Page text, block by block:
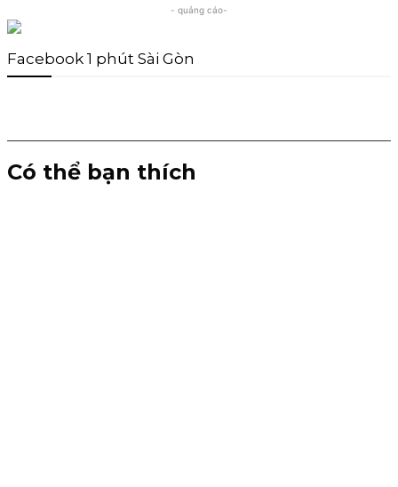
- quảng cáo-
Facebook 1 phút Sài Gòn
Có thể bạn thích